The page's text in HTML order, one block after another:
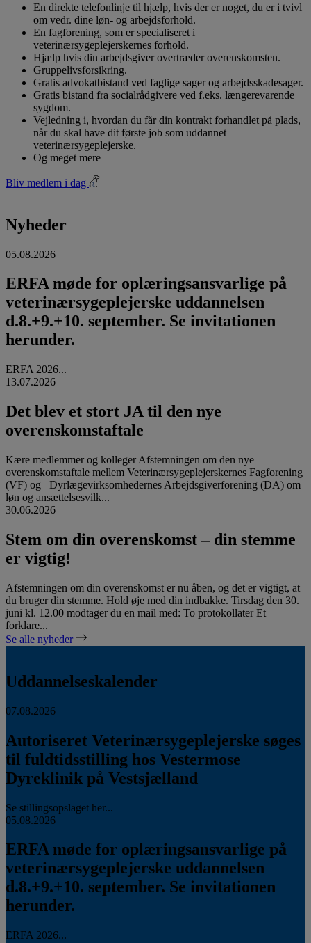
En direkte telefonlinje til hjælp, hvis der er noget, du er i tvivl
om vedr. dine løn- og arbejdsforhold.
En fagforening, som er specialiseret i
veterinærsygeplejerskernes forhold.
Hjælp hvis din arbejdsgiver overtræder overenskomsten.
Gruppelivsforsikring.
Gratis advokatbistand ved faglige sager og arbejdsskadesager.
Gratis bistand fra socialrådgivere ved f.eks. længerevarende
sygdom.
Vejledning i, hvordan du får din kontrakt forhandlet på plads,
når du skal have dit første job som uddannet
veterinærsygeplejerske.
Og meget mere
Bliv medlem i dag
Nyheder
05.08.2026
ERFA møde for oplæringsansvarlige på
veterinærsygeplejerske uddannelsen
d.8.+9.+10. september. Se invitationen
herunder.
ERFA 2026...
13.07.2026
Det blev et stort JA til den nye
overenskomstaftale
Kære medlemmer og kolleger Afstemningen om den nye
overenskomstaftale mellem Veterinærsygeplejerskernes Fagforening
(VF) og Dyrlægevirksomhedernes Arbejdsgiverforening (DA) om
løn og ansættelsesvilk...
30.06.2026
Stem om din overenskomst – din stemme
er vigtig!
Afstemningen om din overenskomst er nu åben, og det er vigtigt, at
du bruger din stemme. Hold øje med din indbakke. Tirsdag den 30.
juni kl. 12.00 modtager du en mail med: To protokollater Et
forklare...
Se alle nyheder
Uddannelseskalender
07.08.2026
Autoriseret Veterinærsygeplejerske søges
til fuldtidsstilling hos Vestermose
Dyreklinik på Vestsjælland
Se stillingsopslaget her...
05.08.2026
ERFA møde for oplæringsansvarlige på
veterinærsygeplejerske uddannelsen
d.8.+9.+10. september. Se invitationen
herunder.
ERFA 2026...